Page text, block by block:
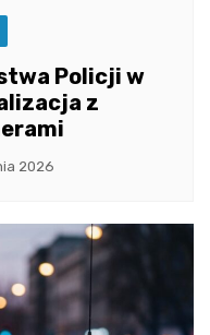
Policji w
z
2026